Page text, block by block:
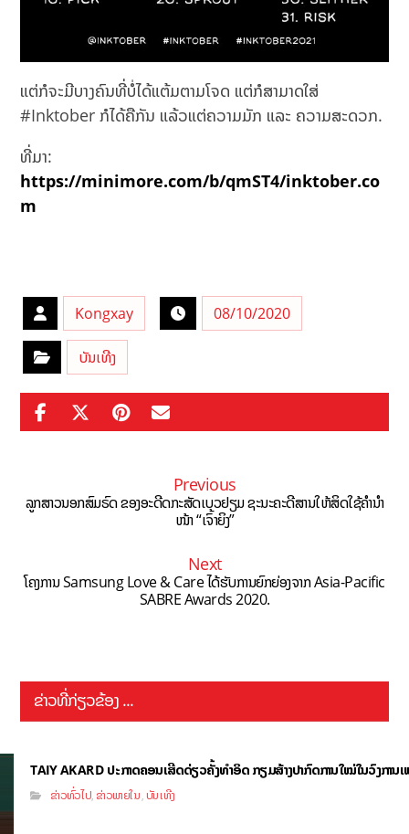
ແຕ່ກໍຈະມີບາງຄົນທີ່ບໍ່ໄດ້ແຕ້ມຕາມໂຈດ ແຕ່ກໍສາມາດໃສ່
#Inktober ກໍໄດ້ຄືກັນ ແລ້ວແຕ່ຄວາມມັກ ແລະ ຄວາມສະດວກ.
ທີ່ມາ:
https://minimore.com/b/qmST4/inktober.co
m
Kongxay 08/10/2020
ບັນເທີງ
Previous
ລູກສາວນອກສົມຣົດ ຂອງອະດີດກະສັດເບວຢຽມ ຊະນະຄະດີສານໃຫ້ສິດໃຊ້ຄຳນຳ
ໜ້າ “ເຈົ້າຍິງ”
Next
ໂຄງການ Samsung Love & Care ໄດ້ຮັບການຍົກຍ່ອງຈາກ Asia-Pacific
SABRE Awards 2020.
ຂ່າວທີ່ກ່ຽວຂ້ອງ ...
TAIY AKARD ປະກາດຄອນເສີດດ່ຽວຄັ້ງທຳອິດ ກຽມສ້າງປາກົດການໃໝ່ໃນວົງການເ
ຂ່າວທົ່ວໄປ, ຂ່າວພາຍໃນ,ບັນເທີງ